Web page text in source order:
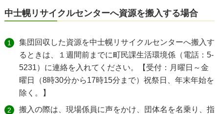
中士幌リサイクルセンターへ資源を搬入する場合
集団回収した資源を中士幌リサイクルセンターへ搬入す
るときは、１週間前までに町民課生活環境係（電話：5-
5231）に連絡を入れてください。【受付：月曜日～金
曜日（8時30分から17時15分まで）祝祭日、年末年始を
除く。】
搬入の際は、現場係員に声をかけ、団体名を名乗り、指